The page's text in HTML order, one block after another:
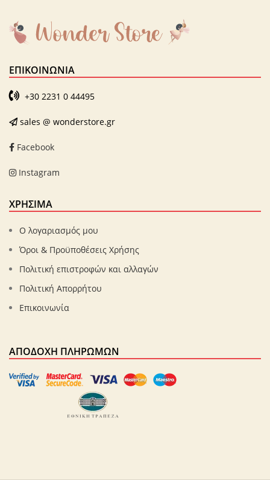
ΕΠΙΚΟΙΝΩΝΊΑ
+30 2231 0 44495
sales @ wonderstore.gr
Facebook
Instagram
ΧΡΗΣΙΜΑ
Ο λογαριασμός μου
Όροι & Προϋποθέσεις Χρήσης
Πολιτική επιστροφών και αλλαγών
Πολιτική Απορρήτου
Επικοινωνία
ΑΠΟΔΟΧΉ ΠΛΗΡΩΜΏΝ